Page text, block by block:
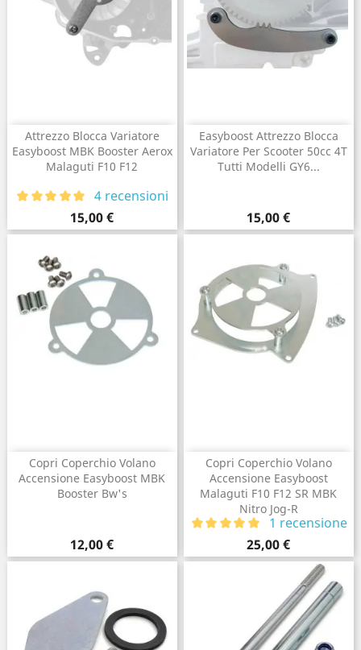
Attrezzo Blocca Variatore
Easyboost MBK Booster Aerox
Malaguti F10 F12
Prezzo
15,00 €
4 recensioni
Easyboost Attrezzo Blocca
Variatore Per Scooter 50cc 4T
Tutti Modelli GY6...
Prezzo
15,00 €
Copri Coperchio Volano
Accensione Easyboost MBK
Booster Bw's
Prezzo
12,00 €
Copri Coperchio Volano
Accensione Easyboost
Malaguti F10 F12 SR MBK
Nitro Jog-R
Prezzo
25,00 €
1 recensione